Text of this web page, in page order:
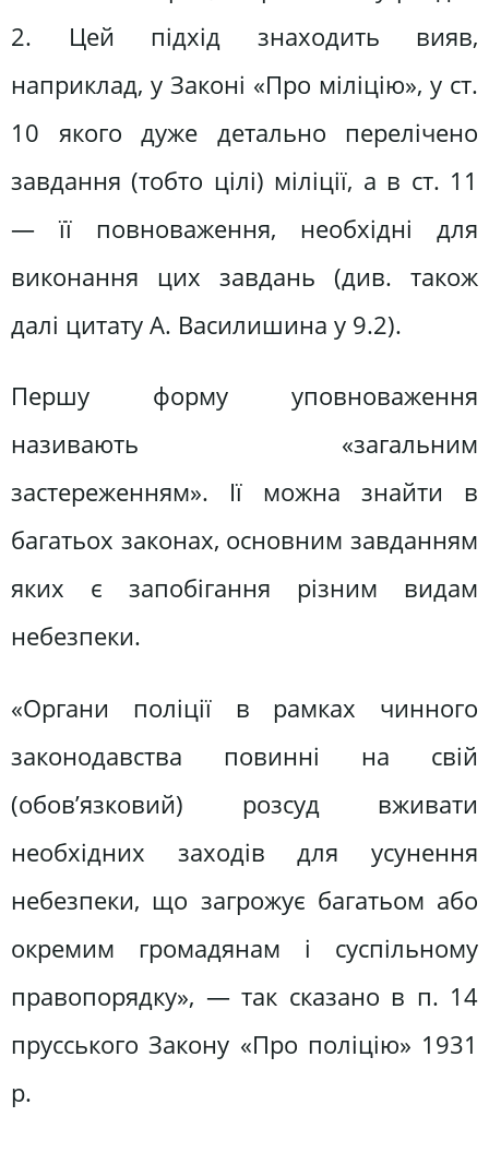
2. Цей підхід знаходить вияв,
наприклад, у Законі «Про міліцію», у ст.
10 якого дуже детально перелічено
завдання (тобто цілі) міліції, а в ст. 11
— її повноваження, необхідні для
виконання цих завдань (див. також
далі цитату А. Василишина у 9.2).
Першу форму уповноваження
називають «загальним
застереженням». Ії можна знайти в
багатьох законах, основним завданням
яких є запобігання різним видам
небезпеки.
«Органи поліції в рамках чинного
законодавства повинні на свій
(обов’язковий) розсуд вживати
необхідних заходів для усунення
небезпеки, що загрожує багатьом або
окремим громадянам і суспільному
правопорядку», — так сказано в п. 14
прусського Закону «Про поліцію» 1931
р.